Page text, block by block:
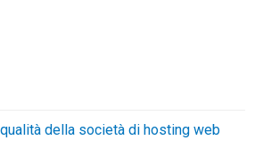
della società di hosting web